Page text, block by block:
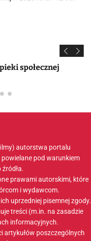
społecznej
autorstwa portalu
pod warunkiem
prawami autorskimi, które
i wydawcom.
uprzedniej pisemnej zgody.
treści (m.in. na zasadzie
informacyjnych.
artykułów poszczególnych